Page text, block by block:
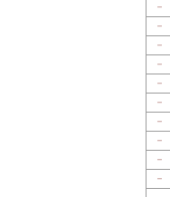
－
－
－
－
－
－
－
－
－
－